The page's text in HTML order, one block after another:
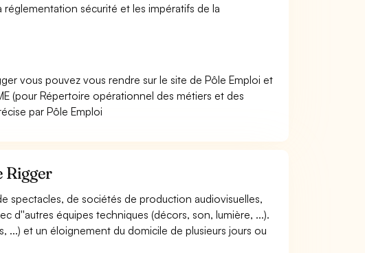
sécurité et les impératifs de la
vous pouvez vous rendre sur le site de Pôle Emploi et
(pour Répertoire opérationnel des métiers et des
par Pôle Emploi
Rigger
spectacles, de sociétés de production audiovisuelles,
d''autres équipes techniques (décors, son, lumière, ...).
...) et un éloignement du domicile de plusieurs jours ou